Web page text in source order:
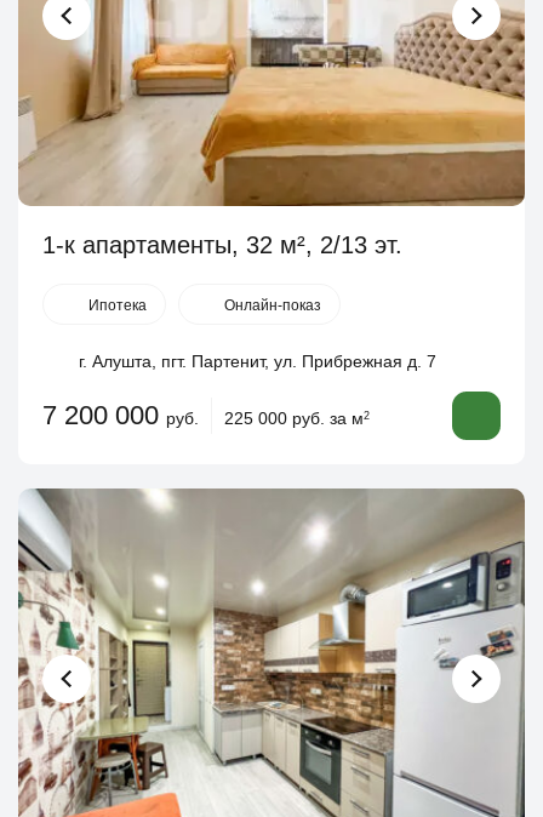
1-к апартаменты, 32 м², 2/13 эт.
Ипотека Онлайн-показ
г. Алушта, пгт. Партенит, ул. Прибрежная д. 7
7 200 000 руб. 225 000 руб. за м2